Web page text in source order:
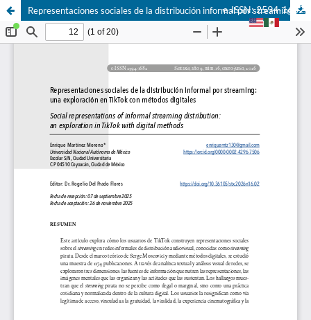
Representaciones sociales de la distribución informal por streaming: una exploración en TikTok con métodos digitales
e-ISSN: 2594-1682